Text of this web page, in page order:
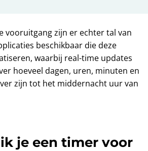
vooruitgang zijn er echter tal van
beschikbaar die deze
waarbij real-time updates
hoeveel dagen, uren, minuten en
zijn tot het middernacht uur van
je een timer voor